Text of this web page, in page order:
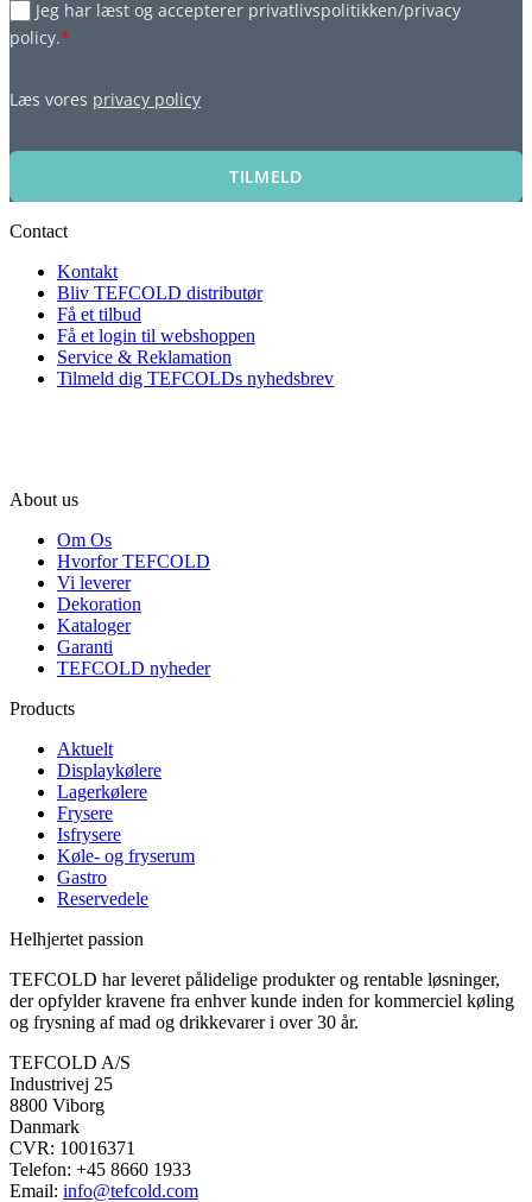
Jeg har læst og accepterer privatlivspolitikken/privacy
policy.*
Læs vores privacy policy
TILMELD
Contact
Kontakt
Bliv TEFCOLD distributør
Få et tilbud
Få et login til webshoppen
Service & Reklamation
Tilmeld dig TEFCOLDs nyhedsbrev
About us
Om Os
Hvorfor TEFCOLD
Vi leverer
Dekoration
Kataloger
Garanti
TEFCOLD nyheder
Products
Aktuelt
Displaykølere
Lagerkølere
Frysere
Isfrysere
Køle- og fryserum
Gastro
Reservedele
Helhjertet passion
TEFCOLD har leveret pålidelige produkter og rentable løsninger,
der opfylder kravene fra enhver kunde inden for kommerciel køling
og frysning af mad og drikkevarer i over 30 år.
TEFCOLD A/S
Industrivej 25
8800 Viborg
Danmark
CVR: 10016371
Telefon: +45 8660 1933
Email: info@tefcold.com